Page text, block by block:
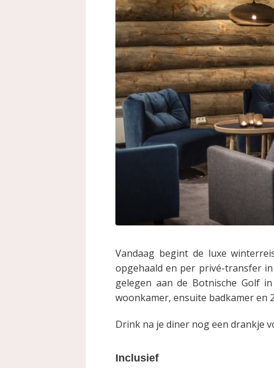
Vandaag begint de luxe
opgehaald en per privé-transfer
gelegen aan de Botnische Golf
woonkamer, ensuite badkamer en
Drink na je diner nog een drankje
Inclusief